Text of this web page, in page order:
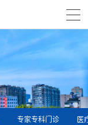
专家专科门诊 医